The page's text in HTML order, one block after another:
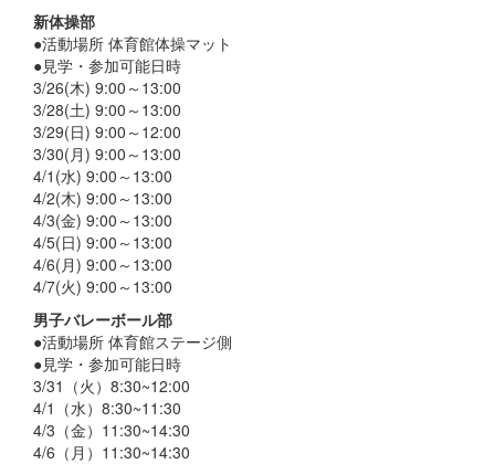
新体操部
●活動場所 体育館体操マット
●見学・参加可能日時
3/26(木) 9:00～13:00
3/28(土) 9:00～13:00
3/29(日) 9:00～12:00
3/30(月) 9:00～13:00
4/1(水) 9:00～13:00
4/2(木) 9:00～13:00
4/3(金) 9:00～13:00
4/5(日) 9:00～13:00
4/6(月) 9:00～13:00
4/7(火) 9:00～13:00
男子バレーボール部
●活動場所 体育館ステージ側
●見学・参加可能日時
3/31（火）8:30~12:00
4/1（水）8:30~11:30
4/3（金）11:30~14:30
4/6（月）11:30~14:30